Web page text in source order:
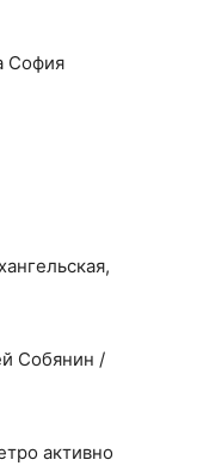
София
Собянин /
активно